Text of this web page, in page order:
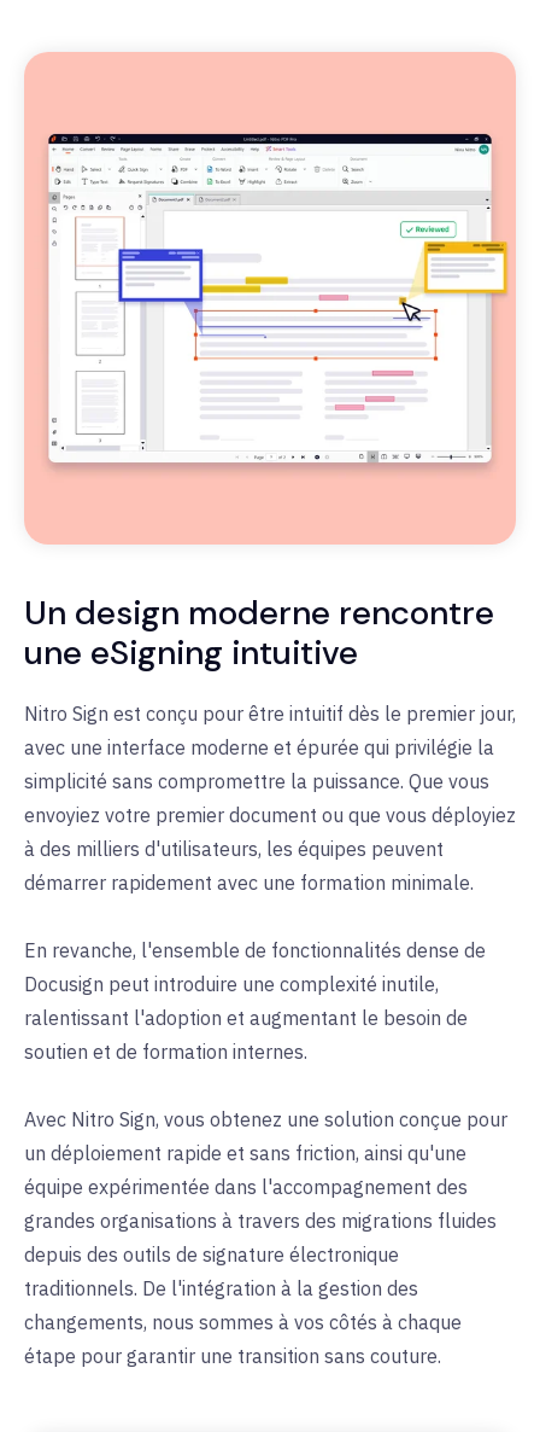
Un design moderne rencontre
une eSigning intuitive
Nitro Sign est conçu pour être intuitif dès le premier jour,
avec une interface moderne et épurée qui privilégie la
simplicité sans compromettre la puissance. Que vous
envoyiez votre premier document ou que vous déployiez
à des milliers d'utilisateurs, les équipes peuvent
démarrer rapidement avec une formation minimale.
En revanche, l'ensemble de fonctionnalités dense de
Docusign peut introduire une complexité inutile,
ralentissant l'adoption et augmentant le besoin de
soutien et de formation internes.
Avec Nitro Sign, vous obtenez une solution conçue pour
un déploiement rapide et sans friction, ainsi qu'une
équipe expérimentée dans l'accompagnement des
grandes organisations à travers des migrations fluides
depuis des outils de signature électronique
traditionnels. De l'intégration à la gestion des
changements, nous sommes à vos côtés à chaque
étape pour garantir une transition sans couture.